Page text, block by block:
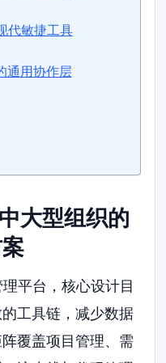
代敏捷工具
通用协作层
大型组织的
平台，核心设计目
工具链，减少数据
覆盖项目管理、需